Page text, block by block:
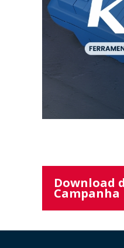
Download
Campanha